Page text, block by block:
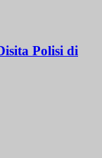
Polisi di